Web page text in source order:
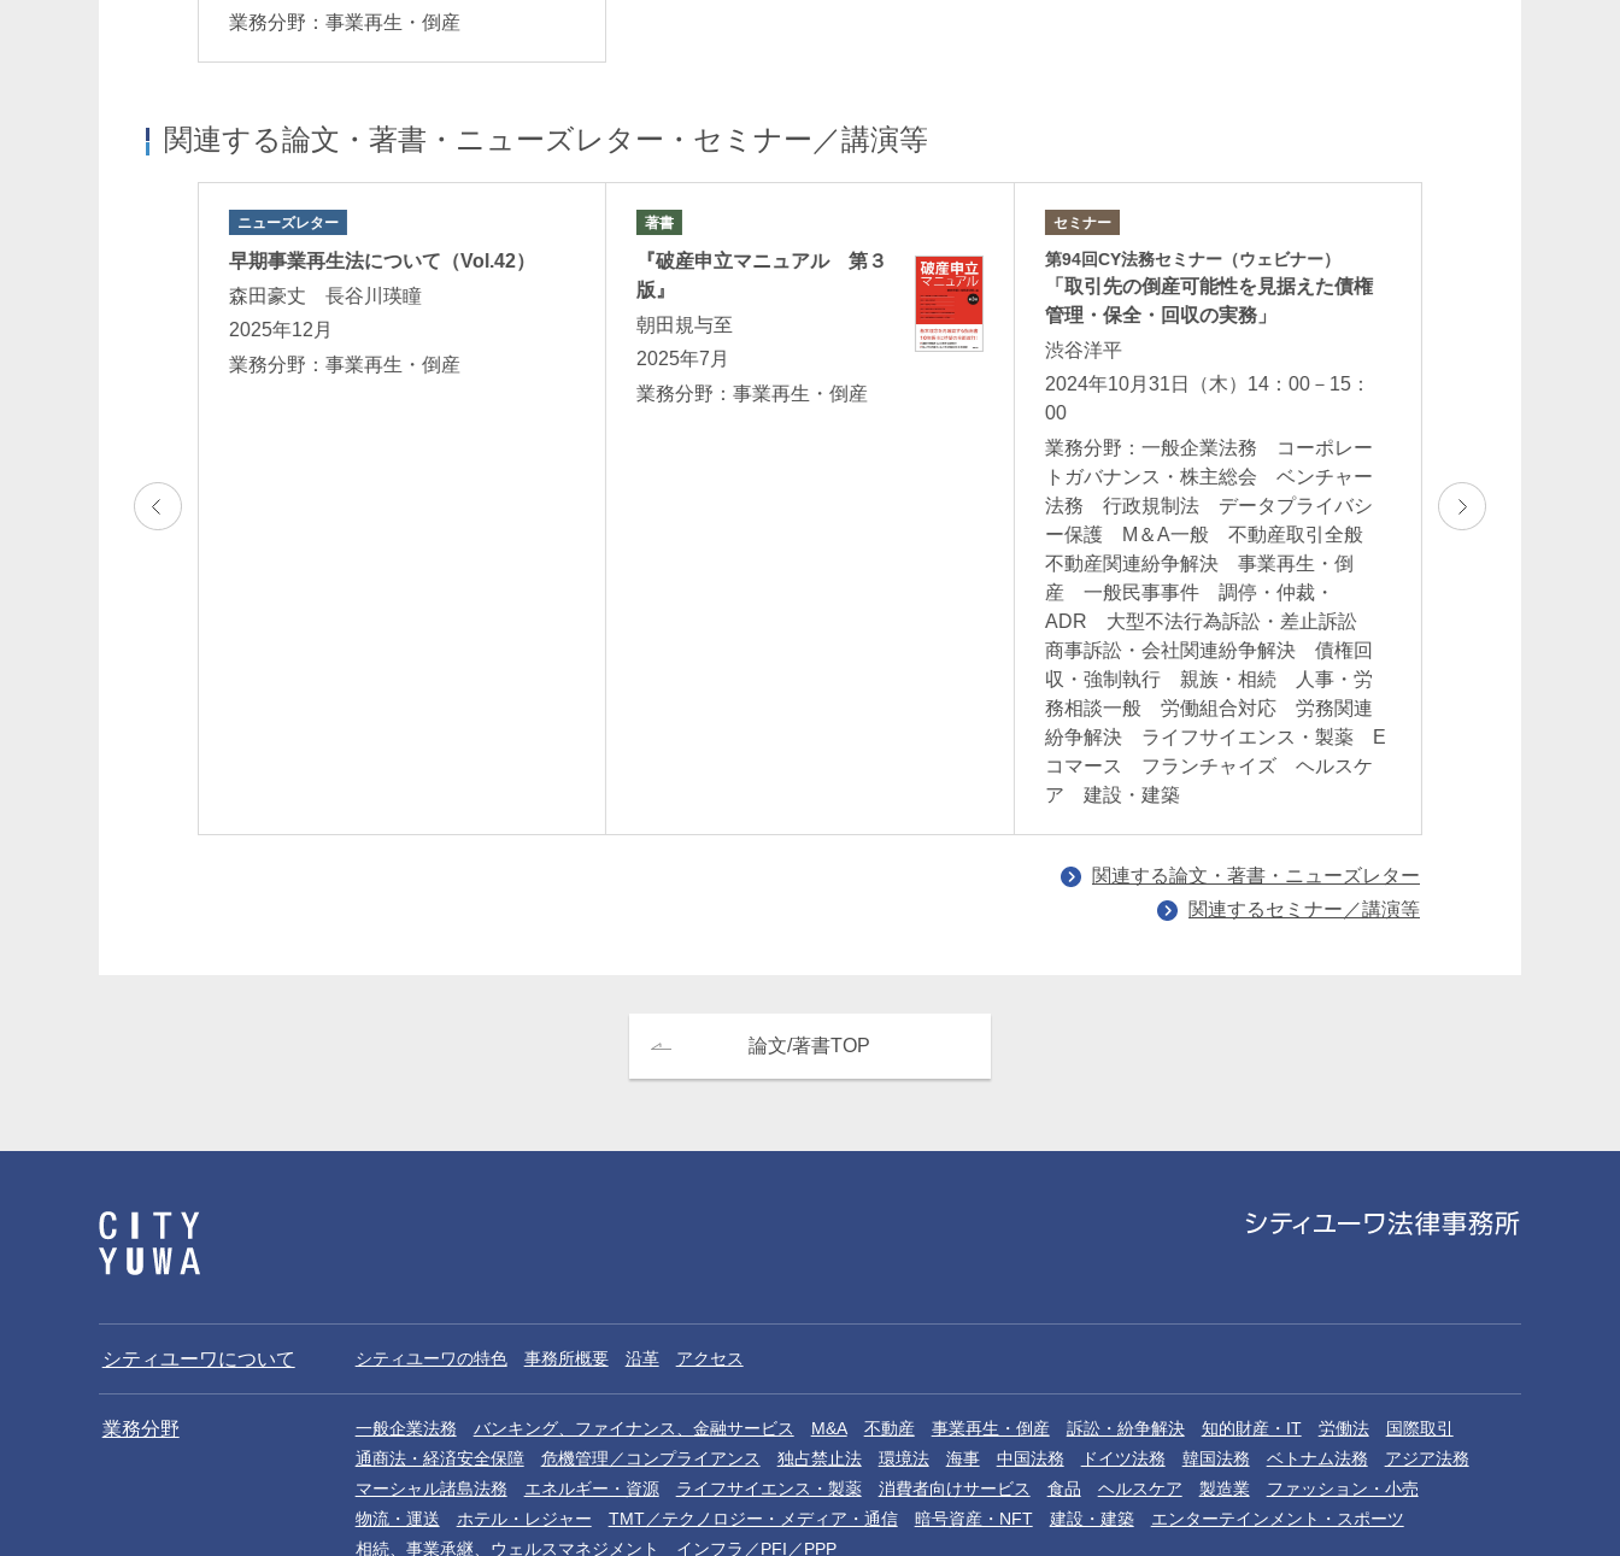
業務分野：事業再生・倒産
関連する論文・著書・ニューズレター・セミナー／講演等
ニューズレター
早期事業再生法について（Vol.42）
森田豪丈 長谷川瑛瞳
2025年12月
業務分野：事業再生・倒産
著書
『破産申立マニュアル 第３
版』
朝田規与至
2025年7月
業務分野：事業再生・倒産
セミナー
第94回CY法務セミナー（ウェビナー）
「取引先の倒産可能性を見据えた債権
管理・保全・回収の実務」
渋谷洋平
2024年10月31日（木）14：00－15：
00
業務分野：一般企業法務 コーポレー
トガバナンス・株主総会 ベンチャー
法務 行政規制法 データプライバシ
ー保護 M＆A一般 不動産取引全般
不動産関連紛争解決 事業再生・倒
産 一般民事事件 調停・仲裁・
ADR 大型不法行為訴訟・差止訴訟
商事訴訟・会社関連紛争解決 債権回
収・強制執行 親族・相続 人事・労
務相談一般 労働組合対応 労務関連
紛争解決 ライフサイエンス・製薬 E
コマース フランチャイズ ヘルスケ
ア 建設・建築
関連する論文・著書・ニューズレター
関連するセミナー／講演等
論文/著書TOP
シティユーワについて シティユーワの特色 事務所概要 沿革 アクセス
業務分野 一般企業法務 バンキング、ファイナンス、金融サービス M&A 不動産 事業再生・倒産 訴訟・紛争解決 知的財産・IT 労働法
国際取引
通商法・経済安全保障
危機管理／コンプライアンス 独占禁止法 環境法 海事 中国法務 ドイツ法務 韓国法務 ベトナム法務
アジア法務
マーシャル諸島法務
エネルギー・資源 ライフサイエンス・製薬 消費者向けサービス 食品 ヘルスケア 製造業
ファッション・小売
物流・運送
ホテル・レジャー TMT／テクノロジー・メディア・通信 暗号資産・NFT 建設・建築
エンターテインメント・スポーツ
相続、事業承継、ウェルスマネジメント
インフラ／PFI／PPP